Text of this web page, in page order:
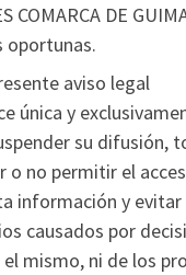
DE
oportunas.
aviso legal
única y
su
permitir el
y evitar
causados por
mismo, ni de los